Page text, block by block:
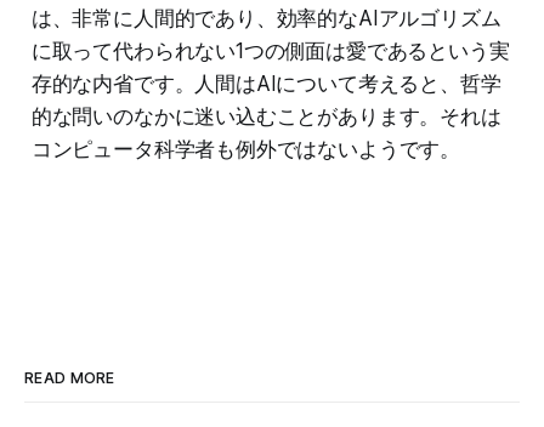
は、非常に人間的であり、効率的なAIアルゴリズム
に取って代わられない1つの側面は愛であるという実
存的な内省です。人間はAIについて考えると、哲学
的な問いのなかに迷い込むことがあります。それは
コンピュータ科学者も例外ではないようです。
READ MORE